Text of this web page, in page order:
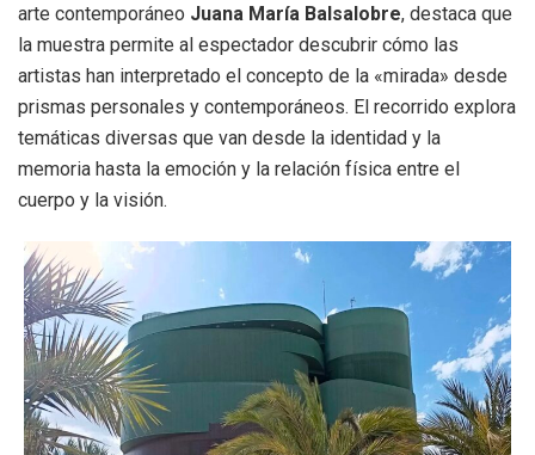
arte contemporáneo Juana María Balsalobre, destaca que
la muestra permite al espectador descubrir cómo las
artistas han interpretado el concepto de la «mirada» desde
prismas personales y contemporáneos. El recorrido explora
temáticas diversas que van desde la identidad y la
memoria hasta la emoción y la relación física entre el
cuerpo y la visión.